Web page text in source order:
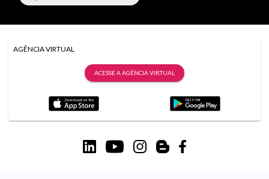
AGÊNCIA VIRTUAL
ACESSE A AGÊNCIA VIRTUAL